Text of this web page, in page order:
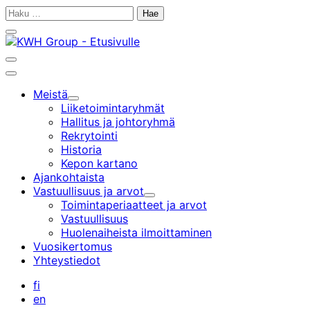
Siirry
Haku:
Sulje
hakupalkki
Avaa
hakupalkki
Päävalikko
Meistä
Alavalikko
Liiketoiminta­ryhmät
Hallitus ja johtoryhmä
Rekrytointi
Historia
Kepon kartano
Ajankohtaista
Vastuullisuus ja arvot
Alavalikko
Toimintaperiaatteet ja arvot
Vastuullisuus
Huolenaiheista ilmoittaminen
Vuosikertomus
Yhteystiedot
fi
en